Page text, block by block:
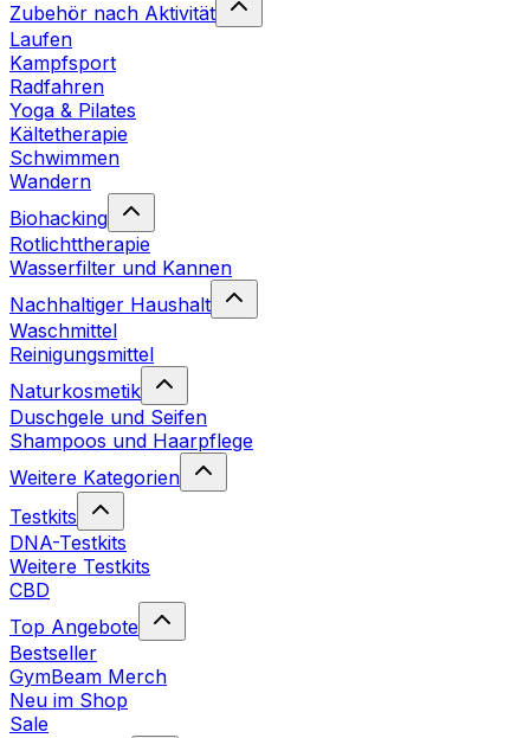
Zubehör nach Aktivität
Laufen
Kampfsport
Radfahren
Yoga & Pilates
Kältetherapie
Schwimmen
Wandern
Biohacking
Rotlichttherapie
Wasserfilter und Kannen
Nachhaltiger Haushalt
Waschmittel
Reinigungsmittel
Naturkosmetik
Duschgele und Seifen
Shampoos und Haarpflege
Weitere Kategorien
Testkits
DNA-Testkits
Weitere Testkits
CBD
Top Angebote
Bestseller
GymBeam Merch
Neu im Shop
Sale